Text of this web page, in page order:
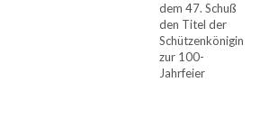
dem 47. Schuß
den Titel der
Schützenkönigin
zur 100-
Jahrfeier